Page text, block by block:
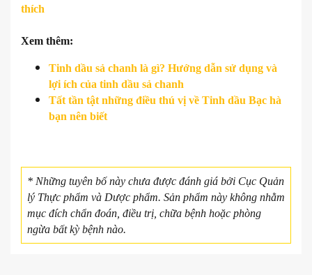
thích
Xem thêm:
Tinh dầu sả chanh là gì? Hướng dẫn sử dụng và
lợi ích của tinh dầu sả chanh
Tất tần tật những điều thú vị về Tinh dầu Bạc hà
bạn nên biết
* Những tuyên bố này chưa được đánh giá bởi Cục Quản
lý Thực phẩm và Dược phẩm. Sản phẩm này không nhằm
mục đích chẩn đoán, điều trị, chữa bệnh hoặc phòng
ngừa bất kỳ bệnh nào.​